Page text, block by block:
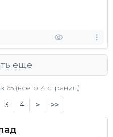
еще
65 (всего 4 страниц)
3 4 > >>